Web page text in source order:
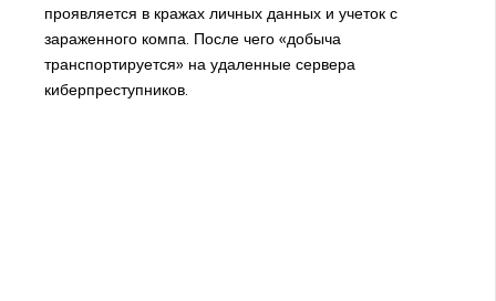
проявляется в кражах личных данных и учеток с
зараженного компа. После чего «добыча
транспортируется» на удаленные сервера
киберпреступников.